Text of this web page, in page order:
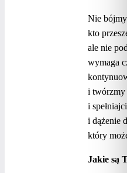
Nie bójmy
kto
ale nie
wymaga
i twórzmy
i
i dążenie
który
Jakie są